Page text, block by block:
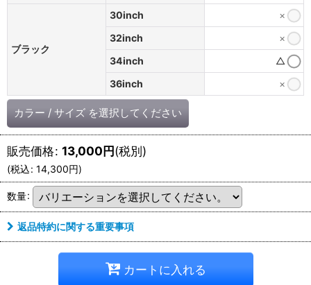
ブラック
30inch
×
32inch
×
34inch
△
36inch
×
カラー / サイズ を選択してください
販売価格: 13,000円(税別)
(税込: 14,300円)
数量:
返品特約に関する重要事項
カートに入れる